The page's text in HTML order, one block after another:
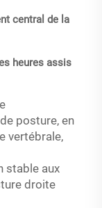
central de la
heures assis
posture, en
vertébrale,
stable aux
droite